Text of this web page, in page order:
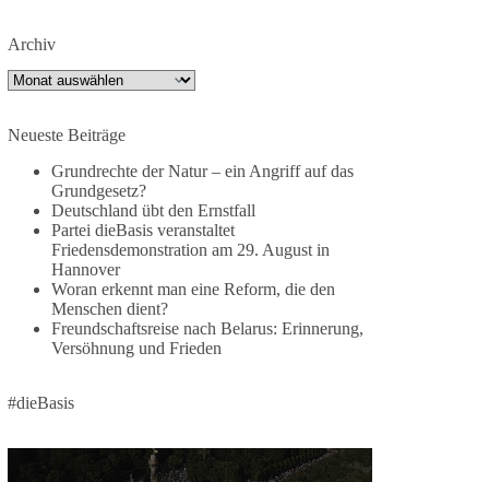
2 Tage(n) zuvor
Jetzt dieBasis Sachsen-Anhalt unterstützen!
Die Landtagswahl 2026 in Sachsen-Anhalt findet
am 6. September statt. Die Inhalte stehen – jetzt
müssen sie gesehen, geteilt und diskutiert werden.
Folge unseren Kanälen:
Facebook:
https://www.facebook.com/groups/diebasissachse
nanhalt/
Instragram:
halt/
https://www.tiktok.com/@diebasis_sachsenanhalt
https://x.com/DieBasisLSA
Archiv
Archiv
Neueste Beiträge
Grundrechte der Natur – ein Angriff auf das
Grundgesetz?
Deutschland übt den Ernstfall
Partei dieBasis veranstaltet
Friedensdemonstration am 29. August in
Hannover
Woran erkennt man eine Reform, die den
Menschen dient?
Freundschaftsreise nach Belarus: Erinnerung,
Versöhnung und Frieden
#dieBasis